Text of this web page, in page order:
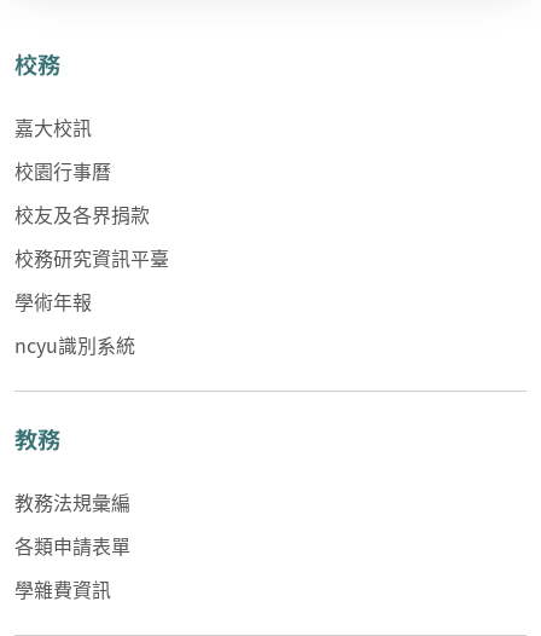
校務
嘉大校訊
校園行事曆
校友及各界捐款
校務研究資訊平臺
學術年報
ncyu識別系統
教務
教務法規彙編
各類申請表單
學雜費資訊